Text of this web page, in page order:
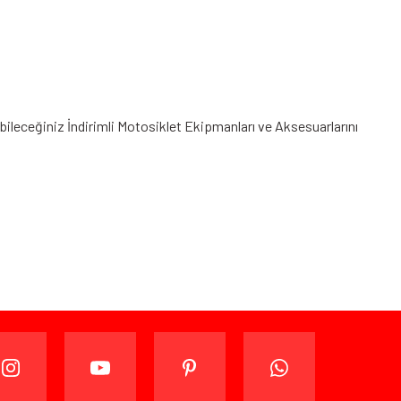
İndirimli Motosiklet Ekipmanları ve Aksesuarlarını
edebilir veya değiştirebilirsiniz.